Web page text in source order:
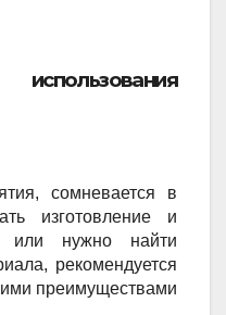
сомневается в
изготовление и
или нужно найти
рекомендуется
преимуществами